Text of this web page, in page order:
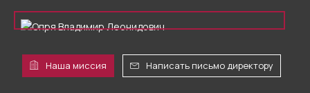
Наша миссия Написать письмо директору